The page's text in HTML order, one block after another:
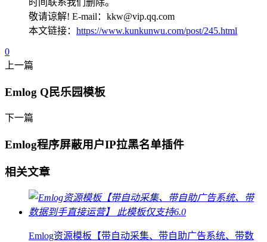
敬请谅解! E-mail：kkw@vip.qq.com
本文链接： https://www.kunkunwu.com/post/245.html
0
上一篇
Emlog Q民乐园模板
下一篇
Emlog程序屏蔽用户IP拉黑名单插件
相关文章
Emlog资源模板【带自动采集、带自助广告系统、带数